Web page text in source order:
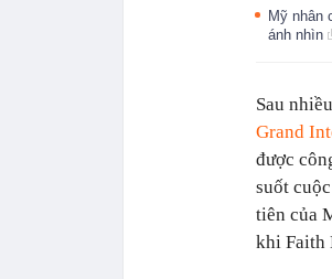
Mỹ nhân
ánh nhìn
Sau
Grand
được
suốt
tiên của
khi Faith